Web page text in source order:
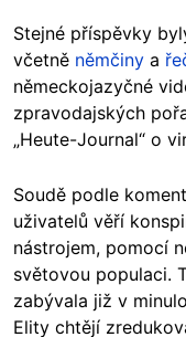
Stejné příspěvky
včetně němčiny a
německojazyčné
zpravodajských
„Heute-Journal“ o
Soudě podle
uživatelů věří
nástrojem, pomocí
světovou populaci.
zabývala již v
Elity chtějí